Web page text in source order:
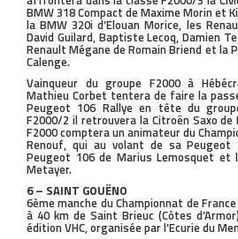
BMW 318 Compact de Maxime Morin et
la BMW 320i d’Elouan Morice, les
David Guilard, Baptiste Lecoq, Damien
Renault Mégane de Romain Briend et la
Calenge.
Vainqueur du groupe F2000 à
Mathieu Corbet tentera de faire la
Peugeot 106 Rallye en tête du
F2000/2 il retrouvera la Citroën Saxo de
F2000 comptera un animateur du
Renouf, qui au volant de sa
Peugeot 106 de Marius Lemosquet et
Metayer.
6 – SAINT GOUËNO
6ème manche du Championnat de
à 40 km de Saint Brieuc (Côtes
édition VHC, organisée par l’Ecurie du